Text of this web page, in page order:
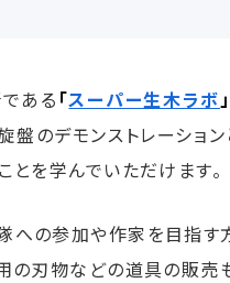
ある 「スーパー生木ラボ」
のデモンストレーショ
とを学んでいただけます。
への参加や作家を目指す
の刃物などの道具の販売